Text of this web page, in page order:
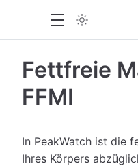
Fettfreie
FFMI
In PeakWatch ist die
Ihres Körpers